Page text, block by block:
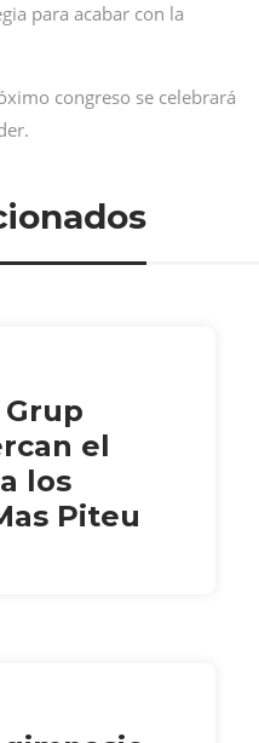
para acabar con la
congreso se celebrará
el
los
Piteu